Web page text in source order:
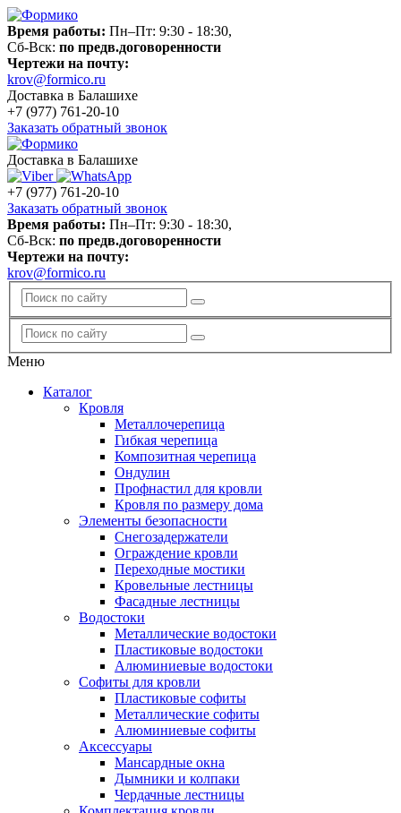
Время работы: Пн–Пт: 9:30 - 18:30,
Сб-Вск: по предв.договоренности
Чертежи на почту:
krov@formico.ru
Доставка в Балашихе
+7 (977) 761-20-10
Заказать обратный звонок
Доставка в Балашихе
+7 (977) 761-20-10
Заказать обратный звонок
Время работы: Пн–Пт: 9:30 - 18:30,
Сб-Вск: по предв.договоренности
Чертежи на почту:
krov@formico.ru
Меню
Каталог
Кровля
Металлочерепица
Гибкая черепица
Композитная черепица
Ондулин
Профнастил для кровли
Кровля по размеру дома
Элементы безопасности
Снегозадержатели
Ограждение кровли
Переходные мостики
Кровельные лестницы
Фасадные лестницы
Водостоки
Металлические водостоки
Пластиковые водостоки
Алюминиевые водостоки
Софиты для кровли
Пластиковые софиты
Металлические софиты
Алюминиевые софиты
Аксессуары
Мансардные окна
Дымники и колпаки
Чердачные лестницы